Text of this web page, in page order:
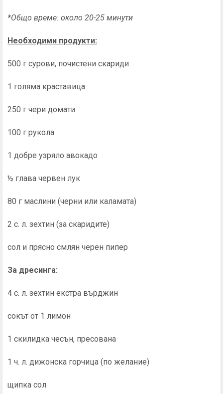
*Общо време: около 20-25 минути
Необходими продукти:
500 г сурови, почистени скариди
1 голяма краставица
250 г чери домати
100 г рукола
1 добре узряло авокадо
½ глава червен лук
80 г маслини (черни или каламата)
2 с. л. зехтин (за скаридите)
сол и прясно смлян черен пипер
За дресинга:
4 с. л. зехтин екстра върджин
сокът от 1 лимон
1 скилидка чесън, пресована
1 ч. л. дижонска горчица (по желание)
щипка сол